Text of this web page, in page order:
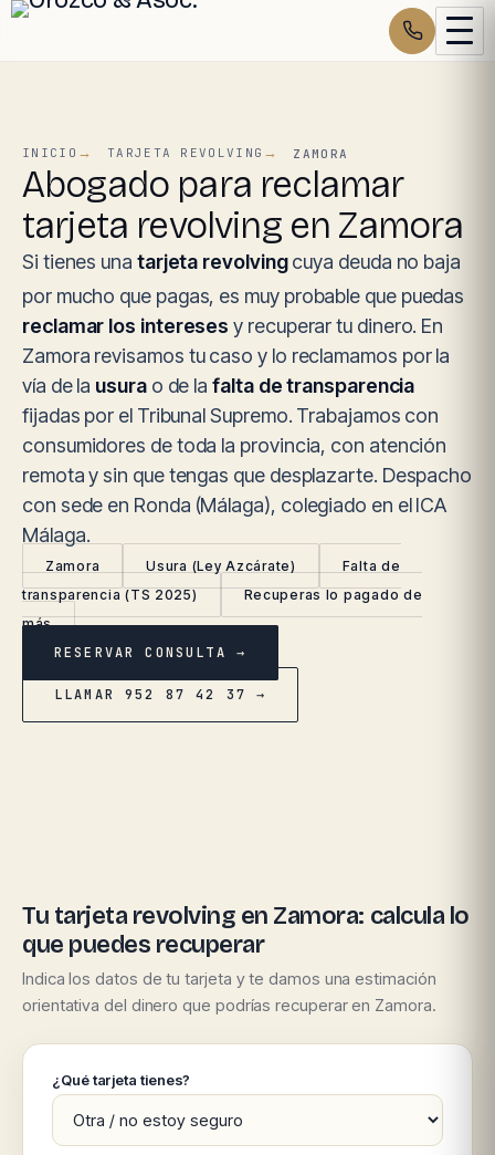
INICIO TARJETA REVOLVING ZAMORA
Abogado para reclamar
tarjeta revolving en Zamora
Si tienes una tarjeta revolvingcuya deuda no baja
por mucho que pagas, es muy probable que puedas
reclamar los intereses y recuperar tu dinero. En
Zamora revisamos tu caso y lo reclamamos por la
vía de la usurao de lafalta de transparencia
fijadas por el Tribunal Supremo. Trabajamos con
consumidores de toda la provincia, con atención
remota y sin que tengas que desplazarte. Despacho
con sede en Ronda (Málaga), colegiado en el ICA
Málaga.
Zamora Usura (Ley Azcárate)
Falta de
transparencia (TS 2025)
Recuperas lo pagado de
más
RESERVAR CONSULTA →
LLAMAR 952 87 42 37 →
Tu tarjeta revolving en Zamora: calcula lo
que puedes recuperar
Indica los datos de tu tarjeta y te damos una estimación
orientativa del dinero que podrías recuperar en Zamora.
¿Qué tarjeta tienes?